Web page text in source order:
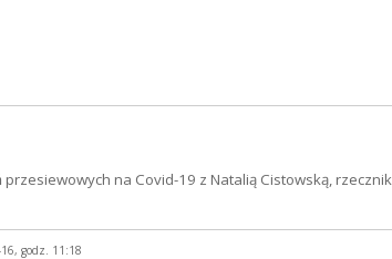
na Covid-19 z Natalią Cistowską,
godz. 11:18